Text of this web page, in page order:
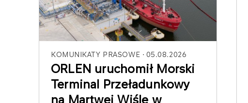
KOMUNIKATY PRASOWE 05.08.2026
ORLEN uruchomił Morski
Terminal Przeładunkowy
na Martwej Wiśle w